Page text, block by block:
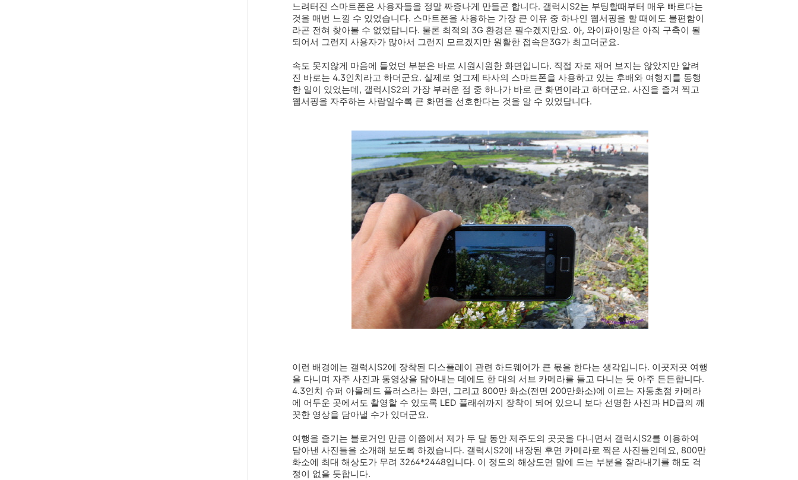
느려터진 스마트폰은 사용자들을 정말 짜증나게 만들곤 합니다. 갤럭시S2는 부팅할때부터 매우 빠르다는
것을 매번 느낄 수 있었습니다. 스마트폰을 사용하는 가장 큰 이유 중 하나인 웹서핑을 할 때에도 불편함이
라곤 전혀 찾아볼 수 없었답니다. 물론 최적의 3G 환경은 필수겠지만요. 아, 와이파이망은 아직 구축이 될
되어서 그런지 사용자가 많아서 그런지 모르겠지만 원활한 접속은3G가 최고더군요.
속도 못지않게 마음에 들었던 부분은 바로 시원시원한 화면입니다. 직접 자로 재어 보지는 않았지만 알려
진 바로는 4.3인치라고 하더군요. 실제로 엊그제 타사의 스마트폰을 사용하고 있는 후배와 여행지를 동행
한 일이 있었는데, 갤럭시S2의 가장 부러운 점 중 하나가 바로 큰 화면이라고 하더군요. 사진을 즐겨 찍고
웹서핑을 자주하는 사람일수록 큰 화면을 선호한다는 것을 알 수 있었답니다.
이런 배경에는 갤럭시S2에 장착된 디스플레이 관련 하드웨어가 큰 몫을 한다는 생각입니다. 이곳저곳 여행
을 다니며 자주 사진과 동영상을 담아내는 데에도 한 대의 서브 카메라를 들고 다니는 듯 아주 든든합니다.
4.3인치 슈퍼 아몰레드 플러스라는 화면, 그리고 800만 화소(전면 200만화소)에 이르는 자동초점 카메라
에 어두운 곳에서도 촬영할 수 있도록 LED 플래쉬까지 장착이 되어 있으니 보다 선명한 사진과 HD급의 깨
끗한 영상을 담아낼 수가 있더군요.
여행을 즐기는 블로거인 만큼 이쯤에서 제가 두 달 동안 제주도의 곳곳을 다니면서 갤럭시S2를 이용하여
담아낸 사진들을 소개해 보도록 하겠습니다. 갤럭시S2에 내장된 후면 카메라로 찍은 사진들인데요, 800만
화소에 최대 해상도가 무려 3264*2448입니다. 이 정도의 해상도면 맘에 드는 부분을 잘라내기를 해도 걱
정이 없을 듯합니다.